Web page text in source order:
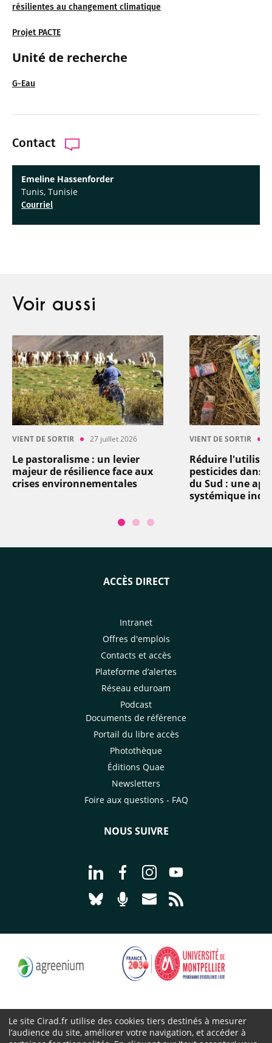
résilientes au changement climatique
Projet PACTE
Unité de recherche
G-Eau
Contact
Emeline Hassenforder
Tunis, Tunisie
Courriel
Voir aussi
VIENT DE SORTIR 27 juillet 2026
Le pastoralisme : un levier
majeur de résilience face aux
crises environnementales
VIENT DE SORTIR
Réduire
pesticides dans
du Sud : une
systémique
ACCÈS DIRECT
Intranet
Offres d'emplois
Contacts et accès
Plateforme d’alertes
Réseau eduroam
Podcast
Documents de référence
Portail du libre accès
Photothèque
Éditions Quae
Newsletters
Foire aux questions - FAQ
NOUS SUIVRE
Aller à la page Nous suivre sur
Aller à la page Nous suivre sur
Aller à la page Nous
Aller à la page
Aller à la page Nous suivre sur
Aller à la page Nourrir le
Aller à la page Nous
Cirad 2026 ©
Le site Cirad.fr utilise des cookies tiers destinés à mesurer
l’audience du site, améliorer votre navigation, et accéder à